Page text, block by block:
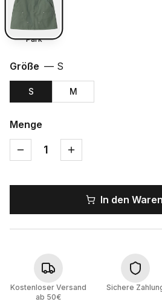
Park
Größe — S
S M
Menge
1
In den
Kostenloser Versand
ab 50€
Sichere